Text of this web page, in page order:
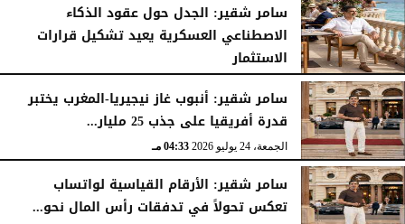
سامر شقير: الجدل حول عقود الذكاء
الاصطناعي العسكرية يعيد تشكيل قرارات
الاستثمار
الجمعة، 24 يوليو 2026 04:45 مـ
سامر شقير: أنبوب غاز نيجيريا-المغرب يختبر
قدرة أفريقيا على جذب 25 مليار...
الجمعة، 24 يوليو 2026 04:33 مـ
سامر شقير: الأرقام القياسية لواتساب
تعكس تحولاً في تدفقات رأس المال نحو...